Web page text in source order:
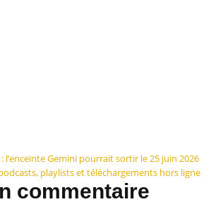
l’enceinte Gemini pourrait sortir le 25 juin 2026
playlists et téléchargements hors ligne
commentaire